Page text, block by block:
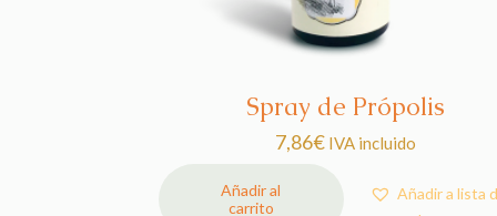
Spray de Própolis
7,86€ IVA incluido
Añadir al
carrito
Añadir a lista